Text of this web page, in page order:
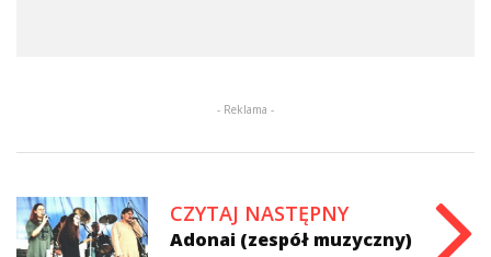
- Reklama -
CZYTAJ NASTĘPNY
Adonai (zespół muzyczny)